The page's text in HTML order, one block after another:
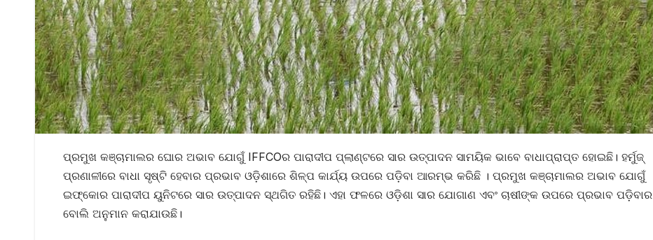
ପ୍ରମୁଖ କଞ୍ଚାମାଲର ଘୋର ଅଭାବ ଯୋଗୁଁ IFFCOର ପାରାଦୀପ ପ୍ଲାଣ୍ଟରେ ସାର ଉତ୍ପାଦନ ସାମୟିକ ଭାବେ ବାଧାପ୍ରାପ୍ତ ହୋଇଛି। ହର୍ମୁଜ୍
ପ୍ରଣାଳୀରେ ବାଧା ସୃଷ୍ଟି ହେବାର ପ୍ରଭାବ ଓଡ଼ିଶାରେ ଶିଳ୍ପ କାର୍ଯ୍ୟ ଉପରେ ପଡ଼ିବା ଆରମ୍ଭ କରିଛି । ପ୍ରମୁଖ କଞ୍ଚାମାଲର ଅଭାବ ଯୋଗୁଁ
ଇଫ୍କୋର ପାରାଦୀପ ୟୁନିଟରେ ସାର ଉତ୍ପାଦନ ସ୍ଥଗିତ ରହିଛି। ଏହା ଫଳରେ ଓଡ଼ିଶା ସାର ଯୋଗାଣ ଏବଂ ଚାଷୀଙ୍କ ଉପରେ ପ୍ରଭାବ ପଡ଼ିବାର
ବୋଲି ଅନୁମାନ କରାଯାଉଛି।